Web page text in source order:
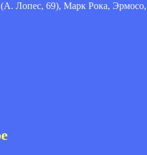
Лопес, 69), Марк Рока, Эрмосо,